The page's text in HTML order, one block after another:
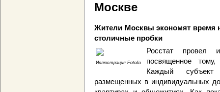
Москве
Жители Москвы экономят время
столичные пробки
Иллюстрация Fotolia
Росстат провел
посвященное
Каждый субъект
размещенных в индивидуальных